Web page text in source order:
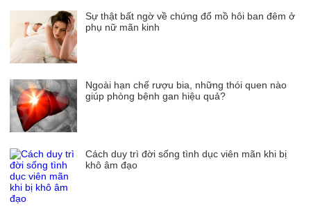
Sự thật bất ngờ về chứng đổ mồ hôi ban đêm ở
phụ nữ mãn kinh
Ngoài hạn chế rượu bia, những thói quen nào
giúp phòng bệnh gan hiệu quả?
Cách duy trì đời sống tình dục viên mãn khi bị
khô âm đạo